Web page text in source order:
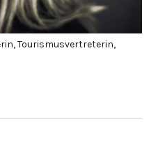
Tourismusvertreterin,